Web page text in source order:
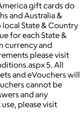
gift cards do
and Australia &
State & Country
for each State &
currency and
please visit
5. All
and eVouchers will
cannot be
and any
please visit